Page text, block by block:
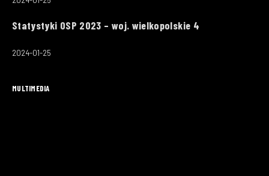
Statystyki OSP 2023 – woj. wielkopolskie 4
2024-01-25
MULTIMEDIA